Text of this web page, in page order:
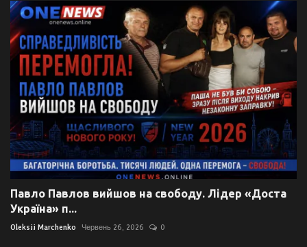
Павло Павлов вийшов на свободу. Лідер «Доста
Україна» п...
Oleksii Marchenko Червень 26, 2026 0